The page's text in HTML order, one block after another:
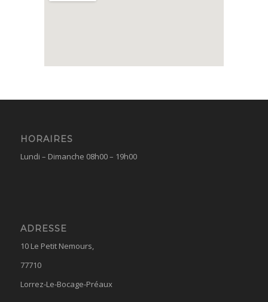
HORAIRES
Lundi – Dimanche 08h00 – 19h00
ADRESSE
10 Le Petit Nemours,
77710
Lorrez-Le-Bocage-Préaux